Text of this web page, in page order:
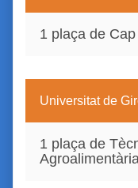
1 plaça de
Universitat de
1 plaça de
Agroalimentària